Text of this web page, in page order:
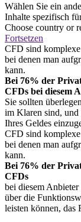
Wählen Sie ein
Inhalte spezifisch
Choose country or
Fortsetzen
CFD sind
bei denen man
kann.
Bei 76% der
CFDs bei diesem
Sie sollten
im Klaren sind, und
Ihres Geldes
CFD sind
bei denen man
kann.
Bei 76% der
CFDs
bei diesem
über die
leisten können, das